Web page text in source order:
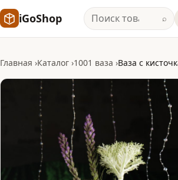
iGoShop ⌕
Главная Каталог 1001 ваза Ваза с